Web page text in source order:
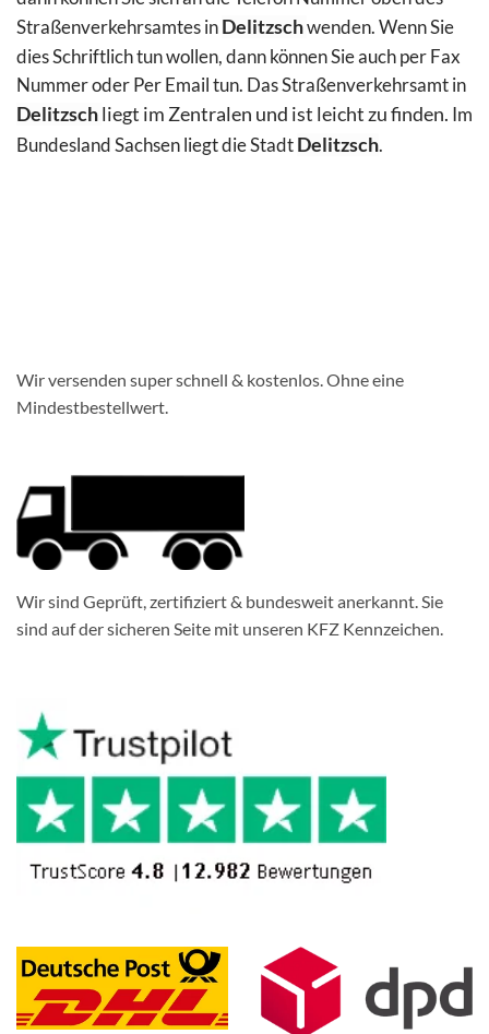
Straßenverkehrsamtes inDelitzschwenden. Wenn Sie
dies Schriftlich tun wollen, dann können Sie auch per Fax
Nummer oder Per Emailtun. Das Straßenverkehrsamt in
Delitzschliegt im Zentralen und ist leicht zu finden. Im
Bundesland Sachsen liegt die StadtDelitzsch.
Wir versenden super schnell & kostenlos. Ohne eine
Mindestbestellwert.
Wir sind Geprüft, zertifiziert & bundesweit anerkannt. Sie
sind auf der sicheren Seite mit unseren KFZ Kennzeichen.